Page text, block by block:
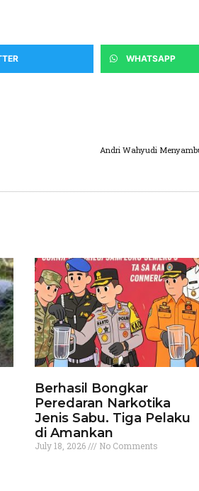
WHATSAPP
Andri Wahyudi
Berhasil Bongkar
Peredaran Narkotika
Jenis Sabu. Tiga Pelaku
di Amankan
July 18, 2026 No Comments